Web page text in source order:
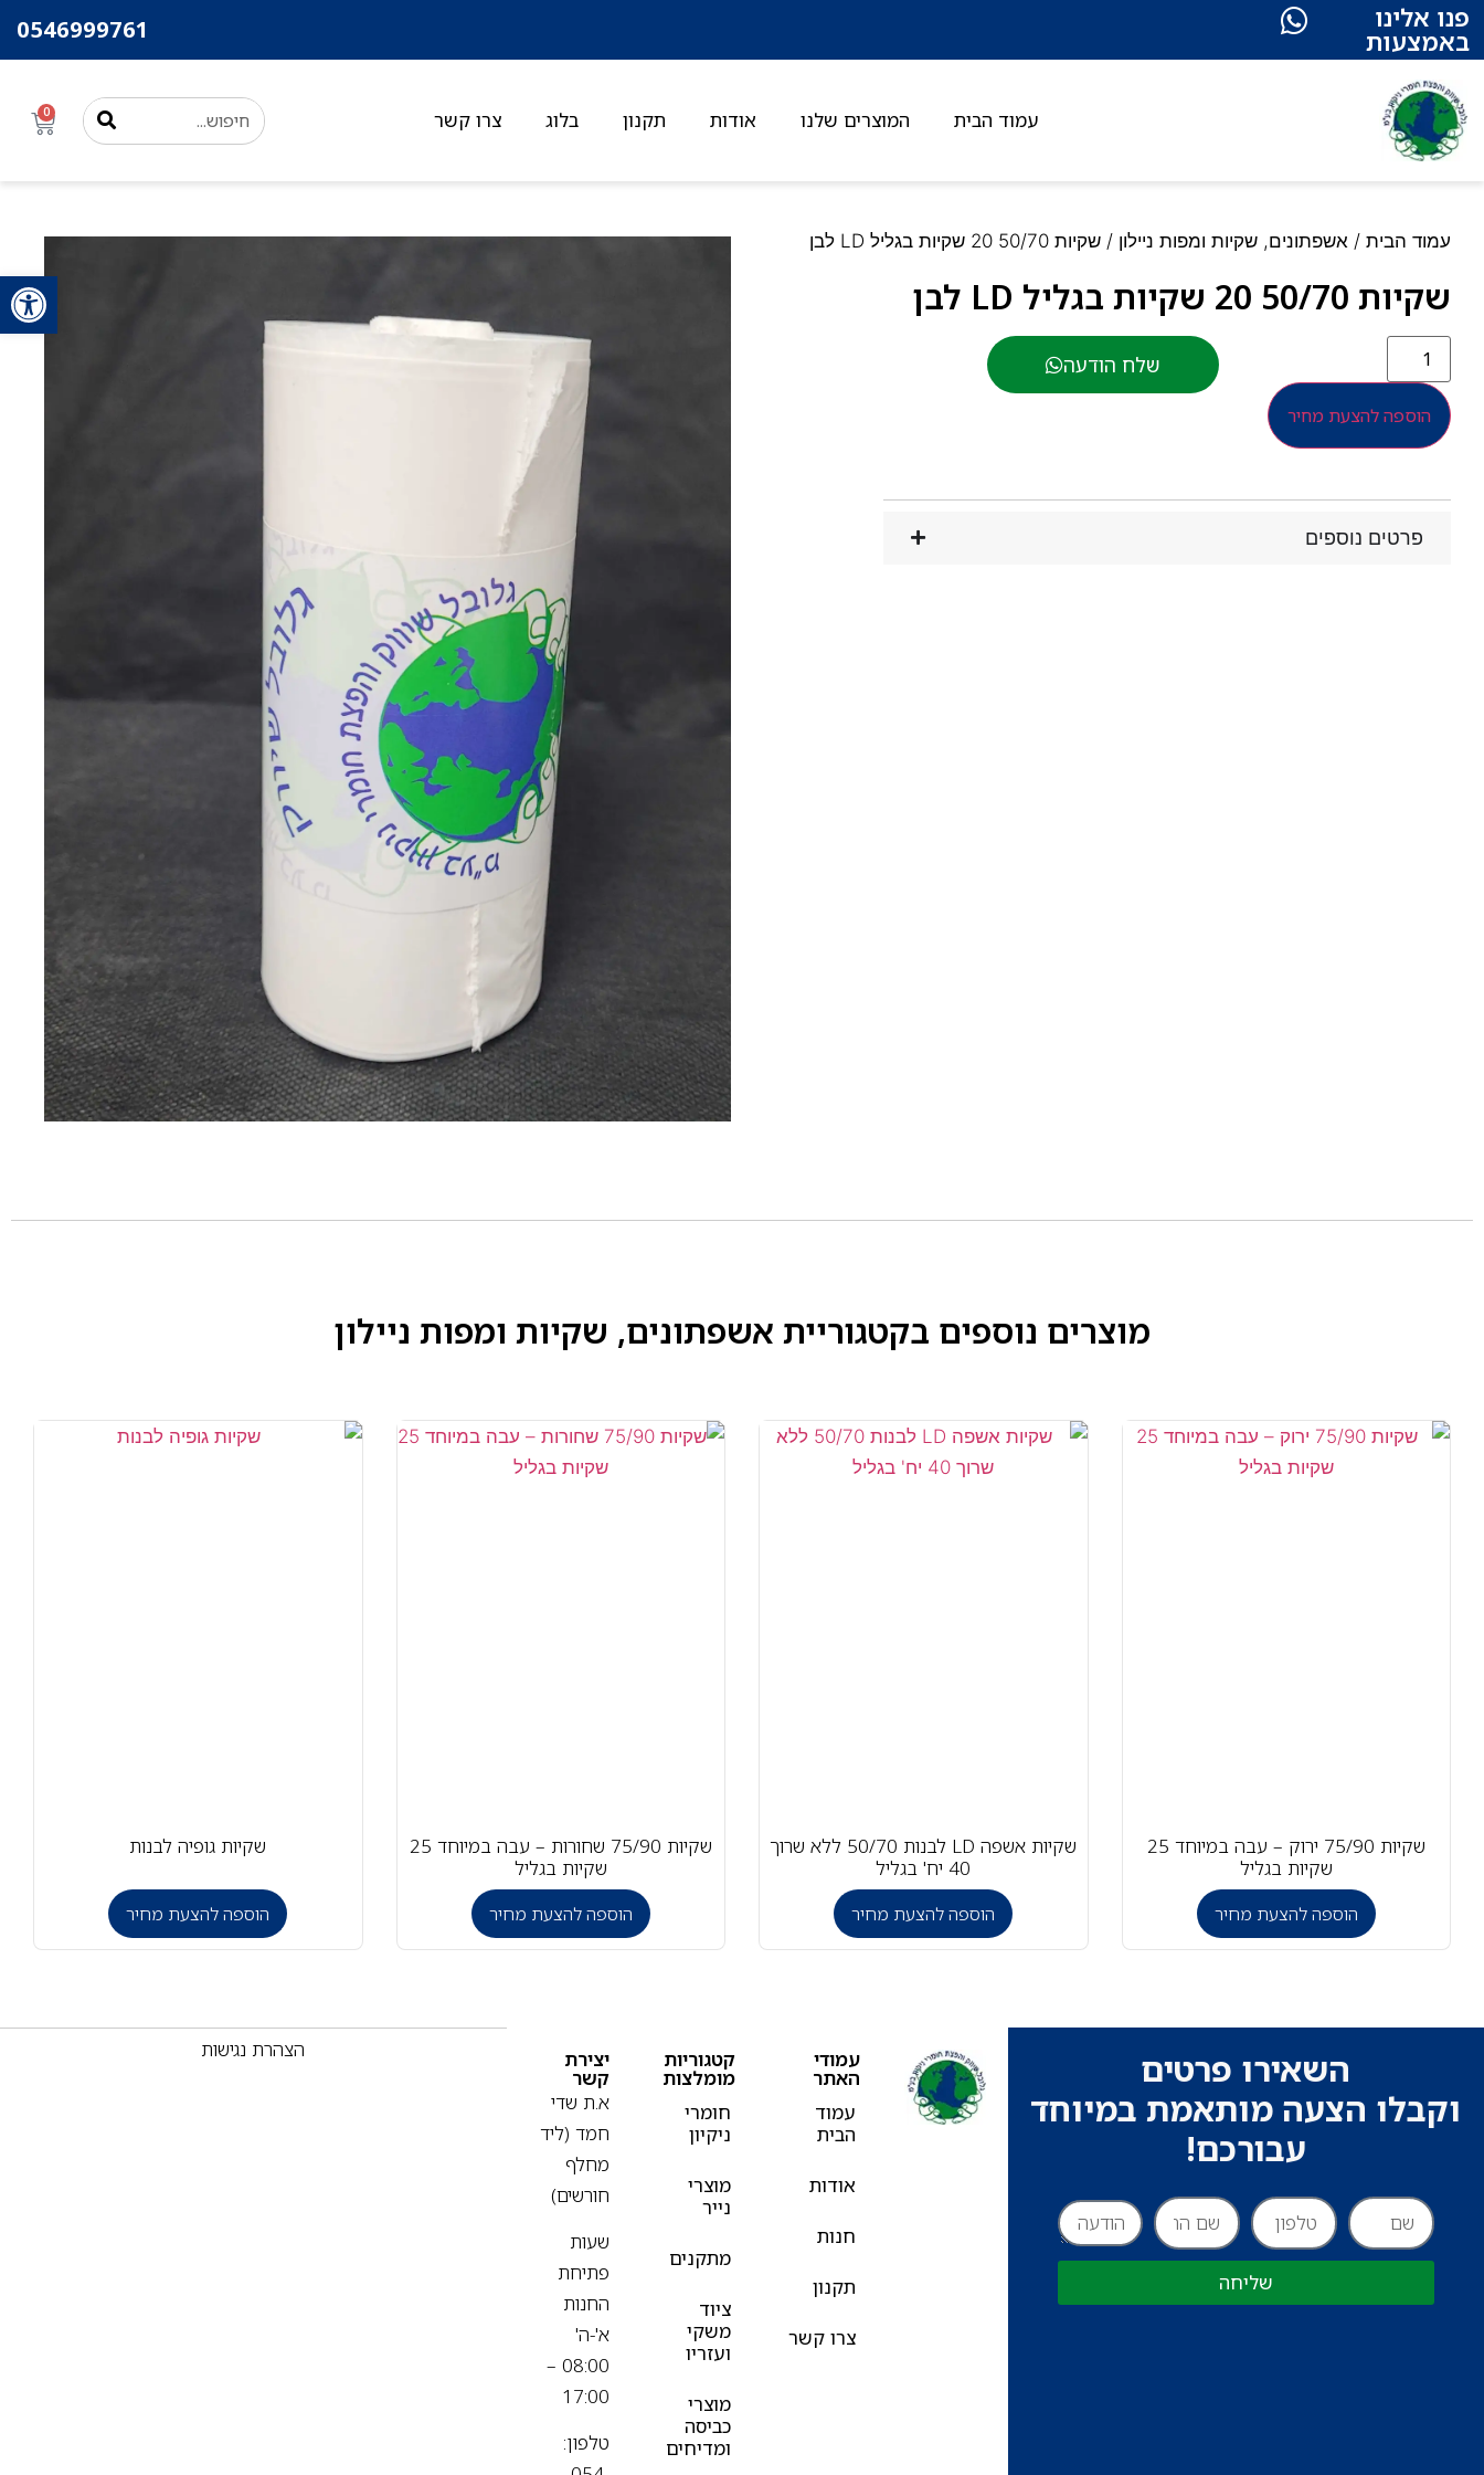
פתח
פנו אלינו
באמצעות 0546999761
עמוד הבית המוצרים שלנו אודות תקנון בלוג צרו קשר 0
עמוד הבית / אשפתונים, שקיות ומפות ניילון / שקיות 50/70 20 שקיות בגליל LD לבן
שקיות 50/70 20 שקיות בגליל LD לבן
הוספה להצעת מחיר
שלח הודעה
פרטים נוספים
מוצרים נוספים בקטגוריית אשפתונים, שקיות ומפות ניילון
שקיות 75/90 ירוק – עבה במיוחד 25
שקיות בגליל
הוספה להצעת מחיר
שקיות אשפה LD לבנות 50/70 ללא שרוך
40 יח' בגליל
הוספה להצעת מחיר
שקיות 75/90 שחורות – עבה במיוחד 25
שקיות בגליל
הוספה להצעת מחיר
שקיות גופיה לבנות
הוספה להצעת מחיר
השאירו פרטים
וקבלו הצעה מותאמת במיוחד
עבורכם!
שליחה
עמודי
האתר
עמוד
הבית
אודות
חנות
תקנון
צרו קשר
קטגוריות
מומלצות
חומרי
ניקיון
מוצרי
נייר
מתקנים
ציוד
משקי
ועזריו
מוצרי
כביסה
ומדיחים
יצירת
קשר
א.ת שדי
חמד (ליד
מחלף
חורשים)
שעות
פתיחת
החנות
א'-ה'
08:00 –
17:00
טלפון:
הצהרת נגישות